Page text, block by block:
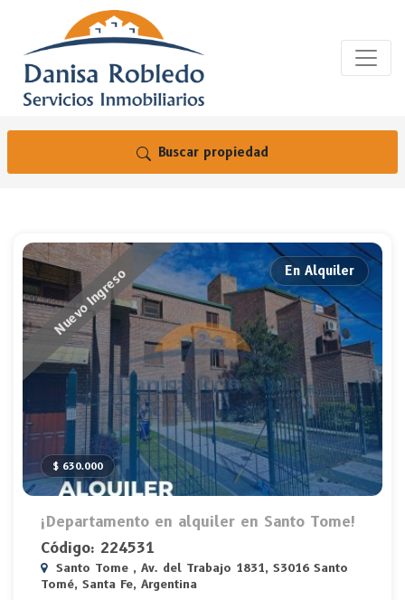
Buscar propiedad
Nuevo Ingreso En Alquiler
$ 630.000
¡Departamento en alquiler en Santo Tome!
Código: 224531
Santo Tome , Av. del Trabajo 1831, S3016 Santo
Tomé, Santa Fe, Argentina